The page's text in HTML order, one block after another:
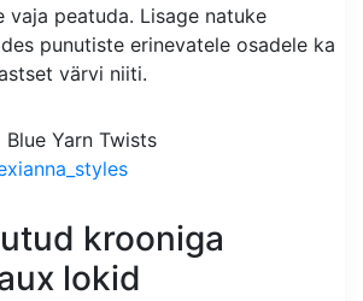
vaja peatuda. Lisage natuke
punutiste erinevatele osadele ka
värvi niiti.
krooniga
lokid